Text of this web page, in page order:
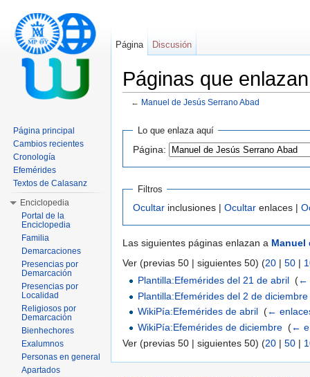
Páginas que
← Manuel de Jesús Serrano Abad
Lo que enlaza aquí
Página:
Filtros
Ocultar inclusiones | Ocultar enlaces |
Las siguientes páginas enlazan a Manuel
Ver (previas 50 | siguientes 50) (20 | 50 |
Plantilla:Efemérides del 21 de abril (←
Plantilla:Efemérides del 2 de diciembre
WikiPía:Efemérides de abril (←
WikiPía:Efemérides de diciembre (←
Ver (previas 50 | siguientes 50) (20 | 50 |
Página Discusión
Página principal
Cambios recientes
Cronología
Efemérides
Textos de Calasanz
Enciclopedia
Portal de la
Enciclopedia
Familia
Demarcaciones
Presencias por
Demarcación
Presencias por
Localidad
Religiosos por
Demarcación
Bienhechores
Exalumnos
Personas en general
Apartados